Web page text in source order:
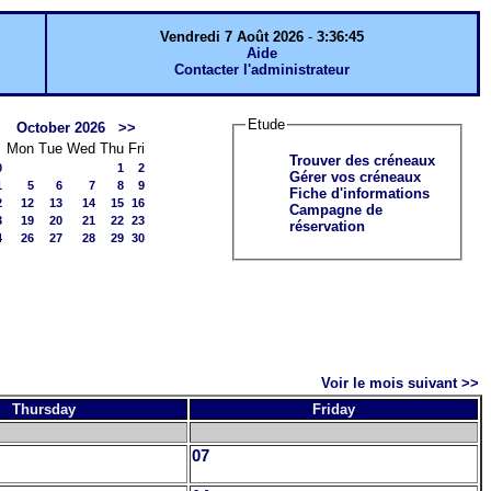
Vendredi 7 Août 2026 - 3:36:45
Aide
Contacter l'administrateur
October 2026
>>
Mon Tue Wed Thu Fri
1
2
5 6 7 8
9
12 13 14 15 16
19 20 21 22 23
26 27 28 29 30
Etude
Trouver des créneaux
Gérer vos créneaux
Fiche d'informations
Campagne de
réservation
Voir le mois suivant >>
Thursday Friday
07